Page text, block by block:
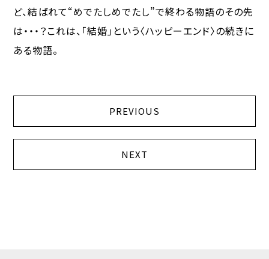
ど、結ばれて“めでたしめでたし”で終わる物語のその先
は・・・？これは、「結婚」という〈ハッピーエンド〉の続きに
ある物語。
PREVIOUS
NEXT